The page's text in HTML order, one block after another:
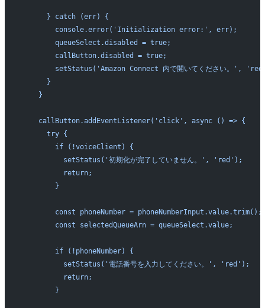
      } catch (err) {
        console.error('Initialization error:', err);
        queueSelect.disabled = true;
        callButton.disabled = true;
setStatus('Amazon Connect 内で開いてください。',
      }
    }
    callButton.addEventListener('click', async () => {
      try {
        if (!voiceClient) {
          setStatus('初期化が完了していません。', 'red');
          return;
        }
        const phoneNumber = phoneNumberInput.value.trim();
        const selectedQueueArn = queueSelect.value;
        if (!phoneNumber) {
          setStatus('電話番号を入力してください。', 'red');
          return;
        }